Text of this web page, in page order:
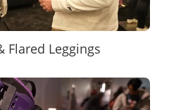
Flared Leggings